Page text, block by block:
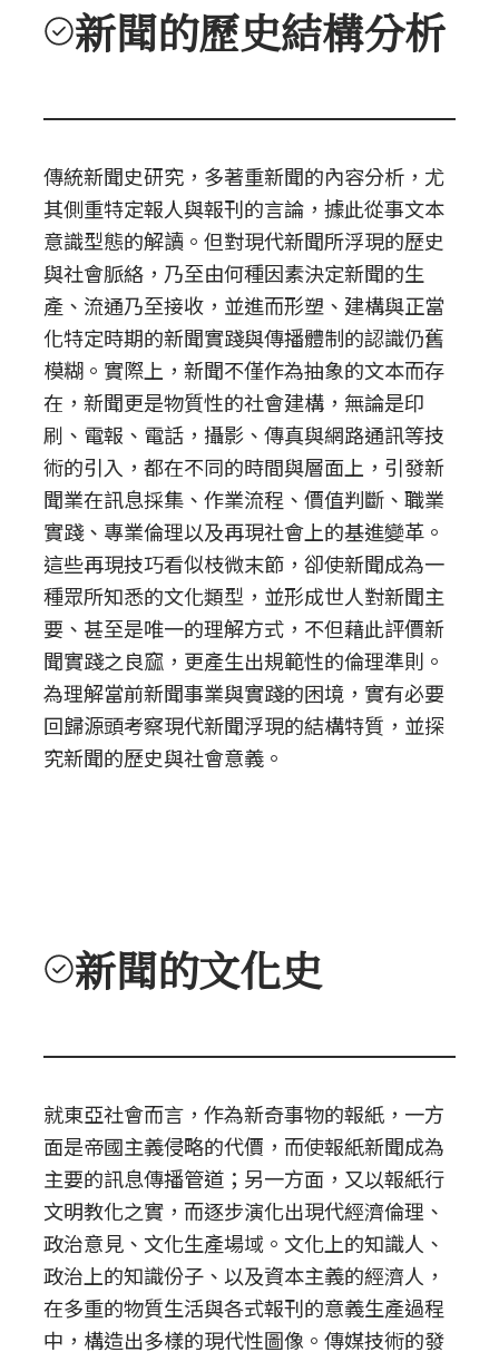
新聞的歷史結構分析
傳統新聞史研究，多著重新聞的內容分析，尤
其側重特定報人與報刊的言論，據此從事文本
意識型態的解讀。但對現代新聞所浮現的歷史
與社會脈絡，乃至由何種因素決定新聞的生
產、流通乃至接收，並進而形塑、建構與正當
化特定時期的新聞實踐與傳播體制的認識仍舊
模糊。實際上，新聞不僅作為抽象的文本而存
在，新聞更是物質性的社會建構，無論是印
刷、電報、電話，攝影、傳真與網路通訊等技
術的引入，都在不同的時間與層面上，引發新
聞業在訊息採集、作業流程、價值判斷、職業
實踐、專業倫理以及再現社會上的基進變革。
這些再現技巧看似枝微末節，卻使新聞成為一
種眾所知悉的文化類型，並形成世人對新聞主
要、甚至是唯一的理解方式，不但藉此評價新
聞實踐之良窳，更產生出規範性的倫理準則。
為理解當前新聞事業與實踐的困境，實有必要
回歸源頭考察現代新聞浮現的結構特質，並探
究新聞的歷史與社會意義。
新聞的文化史
就東亞社會而言，作為新奇事物的報紙，一方
面是帝國主義侵略的代價，而使報紙新聞成為
主要的訊息傳播管道；另一方面，又以報紙行
文明教化之實，而逐步演化出現代經濟倫理、
政治意見、文化生產場域。文化上的知識人、
政治上的知識份子、以及資本主義的經濟人，
在多重的物質生活與各式報刊的意義生產過程
中，構造出多樣的現代性圖像。傳媒技術的發